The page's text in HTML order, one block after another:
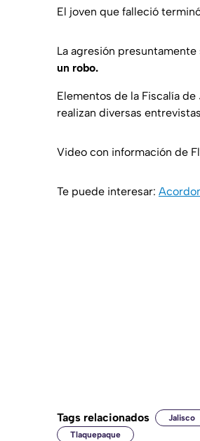
El joven que falleció
La agresión
un robo.
Elementos de la Fiscalía
realizan diversas
Video con información de
Te puede interesar:
Tags relacionados Jalisco
Tlaquepaque